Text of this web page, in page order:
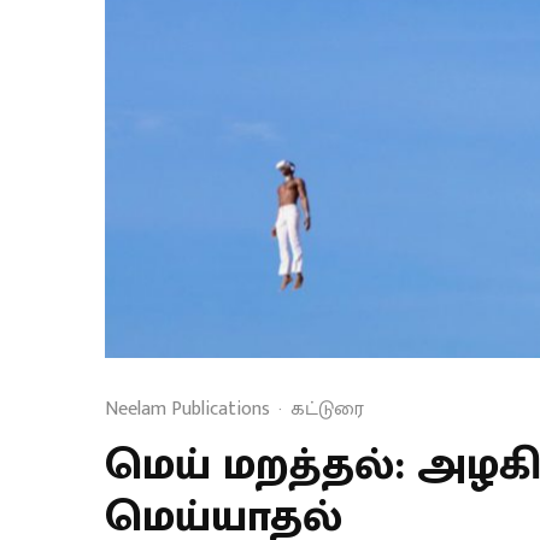
Neelam Publications · கட்டுரை
மெய் மறத்தல்:
மெய்யாதல்